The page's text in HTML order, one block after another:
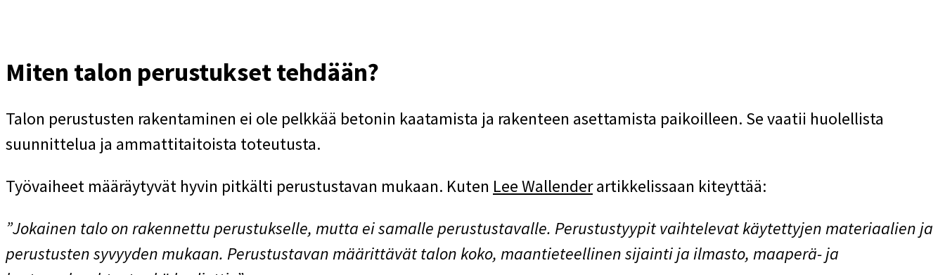
Miten talon perustukset tehdään?
Talon perustusten rakentaminen ei ole pelkkää betonin kaatamista ja rakenteen asettamista paikoilleen. Se vaatii huolellista
suunnittelua ja ammattitaitoista toteutusta.
Työvaiheet määräytyvät hyvin pitkälti perustustavan mukaan. Kuten Lee Wallenderartikkelissaan kiteyttää:
”Jokainen talo on rakennettu perustukselle, mutta ei samalle perustustavalle. Perustustyypit vaihtelevat käytettyjen materiaalien ja
perustusten syvyyden mukaan. Perustustavan määrittävät talon koko, maantieteellinen sijainti ja ilmasto, maaperä- ja